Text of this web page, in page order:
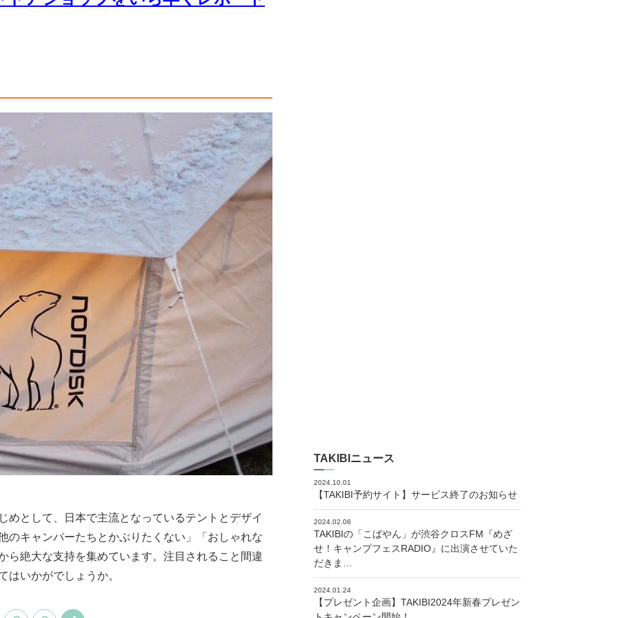
めとして、日本で主流となっているテントとデザイ
のキャンパーたちとかぶりたくない」「おしゃれな
ら絶大な支持を集めています。注目されること間違
はいかがでしょうか。
TAKIBIニュース
2024.10.01
【TAKIBI予約サイト】サービス終了のお知らせ
2024.02.06
TAKIBIの「こばやん」が渋谷クロスFM『めざ
せ！キャンプフェスRADIO』に出演させていた
だきま…
2024.01.24
【プレゼント企画】TAKIBI2024年新春プレゼン